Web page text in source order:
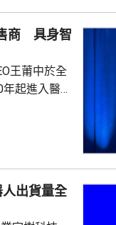
一定吸引
目前為...
商 具身智
王莆中於全
起進入醫療
上月，美團
訊息作出預
指，美團在
出貨量全